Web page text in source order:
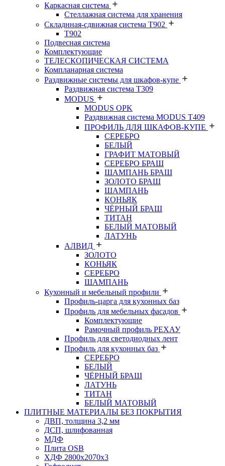
Каркасная система
Стеллажная система для хранения
Складнная-сдвижная система Т902
T902
Подвесная система
Комплектующие
ТЕЛЕСКОПИЧЕСКАЯ СИСТЕМА
Компланарная система
Раздвижные системы для шкафов-купе
Раздвижная система Т309
MODUS
MODUS OPK
Раздвижная система MODUS T409
ПРОФИЛЬ ДЛЯ ШКАФОВ-КУПЕ
СЕРЕБРО
БЕЛЫЙ
ГРАФИТ МАТОВЫЙ
СЕРЕБРО БРАШ
ШАМПАНЬ БРАШ
ЗОЛОТО БРАШ
ШАМПАНЬ
КОНЬЯК
ЧЁРНЫЙ БРАШ
ТИТАН
БЕЛЫЙ МАТОВЫЙ
ЛАТУНЬ
АЛВИД
ЗОЛОТО
КОНЬЯК
СЕРЕБРО
ШАМПАНЬ
Кухонный и мебельный профили
Профиль-царга для кухонных баз
Профиль для мебельных фасадов
Комплектующие
Рамочный профиль РЕХАУ
Профиль для светодиодных лент
Профиль для кухонных баз
СЕРЕБРО
БЕЛЫЙ
ЧЁРНЫЙ БРАШ
ЛАТУНЬ
ТИТАН
БЕЛЫЙ МАТОВЫЙ
ПЛИТНЫЕ МАТЕРИАЛЫ БЕЗ ПОКРЫТИЯ
ДВП, толщина 3,2 мм
ДСП, шлифованная
МДФ
Плита OSB
ХДФ 2800х2070х3